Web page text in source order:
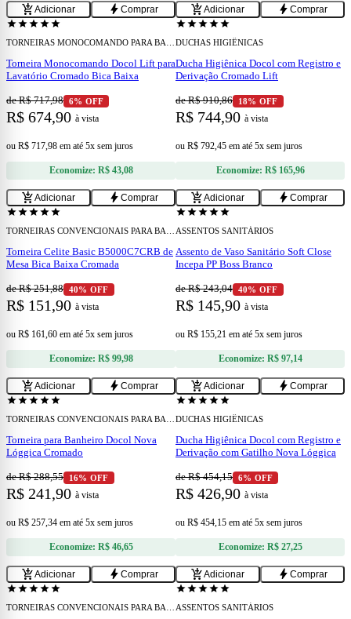
add_shopping_cartAdicionar bolt Comprar add_shopping_cartAdicionar bolt Comprar
starstarstarstarstar
Torneira Monocomando Docol Lift para
Lavatório Cromado Bica Baixa
de R$ 717,98 6% OFF
R$ 674,90 à vista
ou R$ 717,98 em até 5x sem juros
Economize: R$ 43,08
add_shopping_cartAdicionar bolt Comprar
starstarstarstarstar
DUCHAS HIGIÊNICAS
Ducha Higiênica Docol com Registro e
Derivação Cromado Lift
de R$ 910,86 18% OFF
R$ 744,90 à vista
ou R$ 792,45 em até 5x sem juros
Economize: R$ 165,96
add_shopping_cartAdicionar bolt Comprar
starstarstarstarstar
Torneira Celite Basic B5000C7CRB de
Mesa Bica Baixa Cromada
de R$ 251,88 40% OFF
R$ 151,90 à vista
ou R$ 161,60 em até 5x sem juros
Economize: R$ 99,98
add_shopping_cartAdicionar bolt Comprar
starstarstarstarstar
ASSENTOS SANITÁRIOS
Assento de Vaso Sanitário Soft Close
Incepa PP Boss Branco
de R$ 243,04 40% OFF
R$ 145,90 à vista
ou R$ 155,21 em até 5x sem juros
Economize: R$ 97,14
add_shopping_cartAdicionar bolt Comprar
starstarstarstarstar
Torneira para Banheiro Docol Nova
Lóggica Cromado
de R$ 288,55 16% OFF
R$ 241,90 à vista
ou R$ 257,34 em até 5x sem juros
Economize: R$ 46,65
add_shopping_cartAdicionar bolt Comprar
starstarstarstarstar
DUCHAS HIGIÊNICAS
Ducha Higiênica Docol com Registro e
Derivação com Gatilho Nova Lóggica
de R$ 454,15 6% OFF
R$ 426,90 à vista
ou R$ 454,15 em até 5x sem juros
Economize: R$ 27,25
add_shopping_cartAdicionar bolt Comprar
starstarstarstarstar starstarstarstarstar
ASSENTOS SANITÁRIOS